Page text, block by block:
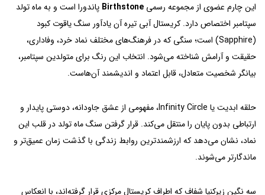
این چارم عضوی از مجموعه رسمی Birthstone پاندورا است و به ماه تولد
سپتامبر اختصاص دارد. کریستال آبی تیره آن یادآور سنگ یاقوت کبود
(Sapphire) است؛ سنگی که در فرهنگ‌های مختلف نماد خرد، وفاداری،
حقیقت و آرامش شناخته می‌شود. انتخاب این رنگ برای متولدین سپتامبر،
بیانگر شخصیت متعادل، قابل اعتماد و اندیشمند آن‌هاست.
حلقه ابدیت یا Infinity Circle، مفهومی از عشق جاودانه، دوستی پایدار و
ارتباطی بدون پایان را منتقل می‌کند. قرار گرفتن سنگ ماه تولد در قلب این
نماد، نشان می‌دهد که ارزشمندترین روابط زندگی با گذشت زمان عمیق‌تر و
ماندگارتر می‌شوند.
سه نگین زیرکنیا شفاف که اطراف کریستال مرکزی قرار گرفته‌اند، با انعکاس